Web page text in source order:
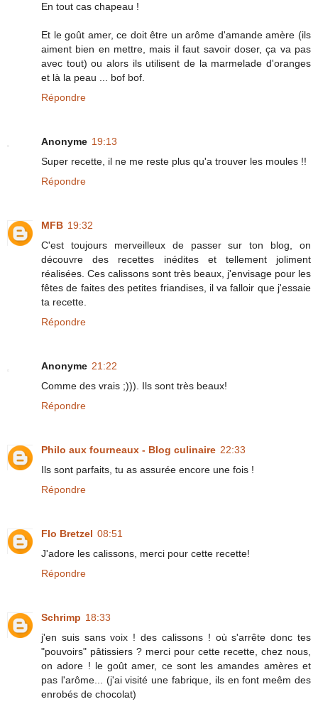
En tout cas chapeau !
Et le goût amer, ce doit être un arôme d'amande amère (ils
aiment bien en mettre, mais il faut savoir doser, ça va pas
avec tout) ou alors ils utilisent de la marmelade d'oranges
et là la peau ... bof bof.
Répondre
Anonyme 19:13
Super recette, il ne me reste plus qu'a trouver les moules !!
Répondre
MFB 19:32
C'est toujours merveilleux de passer sur ton blog, on
découvre des recettes inédites et tellement joliment
réalisées. Ces calissons sont très beaux, j'envisage pour les
fêtes de faites des petites friandises, il va falloir que j'essaie
ta recette.
Répondre
Anonyme 21:22
Comme des vrais ;))). Ils sont très beaux!
Répondre
Philo aux fourneaux - Blog culinaire 22:33
Ils sont parfaits, tu as assurée encore une fois !
Répondre
Flo Bretzel 08:51
J'adore les calissons, merci pour cette recette!
Répondre
Schrimp 18:33
j'en suis sans voix ! des calissons ! où s'arrête donc tes
"pouvoirs" pâtissiers ? merci pour cette recette, chez nous,
on adore ! le goût amer, ce sont les amandes amères et
pas l'arôme... (j'ai visité une fabrique, ils en font meêm des
enrobés de chocolat)